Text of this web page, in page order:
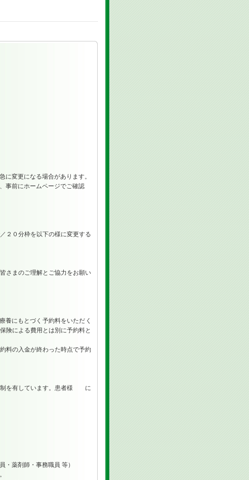
変更になる場合があります。
前にホームページでご確認
２０分枠を以下の様に変更する
さまのご理解とご協力をお願い
養にもとづく予約料をいただく
険による費用とは別に予約料と
料の入金が終わった時点で予約
制を有しています。患者様 に
・薬剤師・事務職員 等）